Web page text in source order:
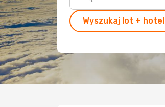
Wyszukaj lot + hotel